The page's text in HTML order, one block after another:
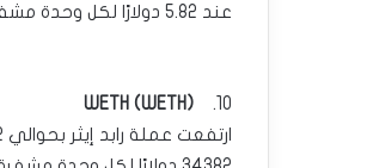
عند 5.82 دولارًا لكل وحدة مشفرة.
10.
WETH (WETH)